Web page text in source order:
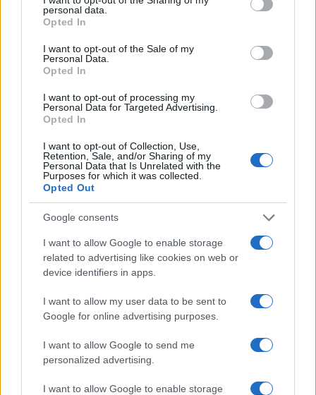
grant or deny consent to Google and its third-party tags to
use your data for below specified purposes in below Google
consent section.
personal data.
Opted In
I want to opt-out of the Sale of my
Personal Data.
Opted In
I want to opt-out of processing my
Personal Data for Targeted Advertising.
Opted In
I want to opt-out of Collection, Use,
Retention, Sale, and/or Sharing of my
Personal Data that Is Unrelated with the
Purposes for which it was collected.
Opted Out
Google consents
I want to allow Google to enable storage
related to advertising like cookies on web or
device identifiers in apps.
I want to allow my user data to be sent to
Google for online advertising purposes.
I want to allow Google to send me
personalized advertising.
I want to allow Google to enable storage
La facilità d’uso è un altro dei punti di forza di Bake
Partner. Il braccio della macchina si solleva con un
semplice gesto, rendendo facile cambiare
accessori e aggiungere ingredienti senza alcuno
spegnimento automatico si attiva quando il braccio
è sollevato, riducendo il rischio di incidenti.
Semplice, no?
Ricette da provare con Bake Partner
Con Bake Partner, ogni appassionato di cucina può
cimentarsi nella preparazione di una vasta gamma
di ricette. Immagina di preparare panini per
hamburger o deliziosi dolci come le corna di
gazzella: l’impastatrice rende tutto così semplice e
soddisfacente! Ogni ricetta è accompagnata da
successo. Hai mai provato a fare il pane in casa?
La versatilità di Bake Partner non ha limiti. Che tu